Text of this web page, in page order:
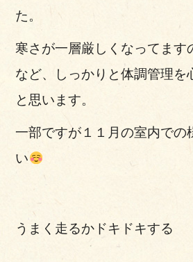
た。
寒さが一層厳しくなってます
など、しっかりと体調管理を
と思います。
一部ですが１１月の室内での
い
うまく走るかドキドキする